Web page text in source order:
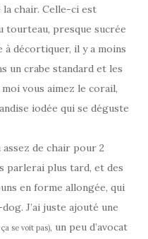
la chair. Celle-ci est
tourteau, presque sucrée
à décortiquer, il y a moins
un crabe standard et les
vous aimez le corail,
iodée qui se déguste
assez de chair pour 2
parlerai plus tard, et des
en forme allongée, qui
J’ai juste ajouté une
se voit pas), un peu d’avocat